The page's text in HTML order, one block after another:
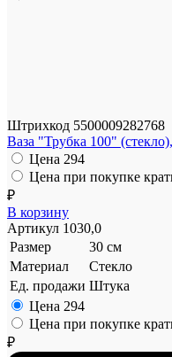
Штрихкод 5500009282768
Ваза "Трубка 100"
Цена 294
Цена при покупке
₽
В корзину
Артикул 1030,0
Размер
30 см
Материал
Стекло
Ед. продажи Штука
Цена 294
Цена при покупке
₽